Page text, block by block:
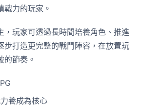
戰力的玩家。
，玩家可透過長時間培養角色、推進
步打造更完整的戰鬥陣容，在放置玩
的節奏。
養成為核心